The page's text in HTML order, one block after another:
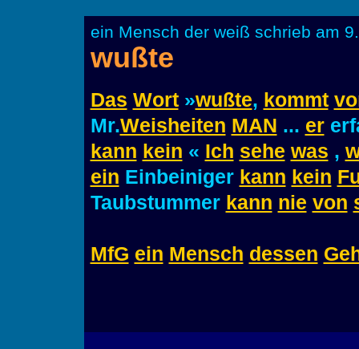
ein Mensch der weiß schrieb am
wußte
Das Wort»wußte, kommt
Mr.Weisheiten MAN ... er
kann kein « Ich sehe was ,
ein Einbeiniger kann kein
Taubstummer kann nie von
MfG ein Mensch dessen